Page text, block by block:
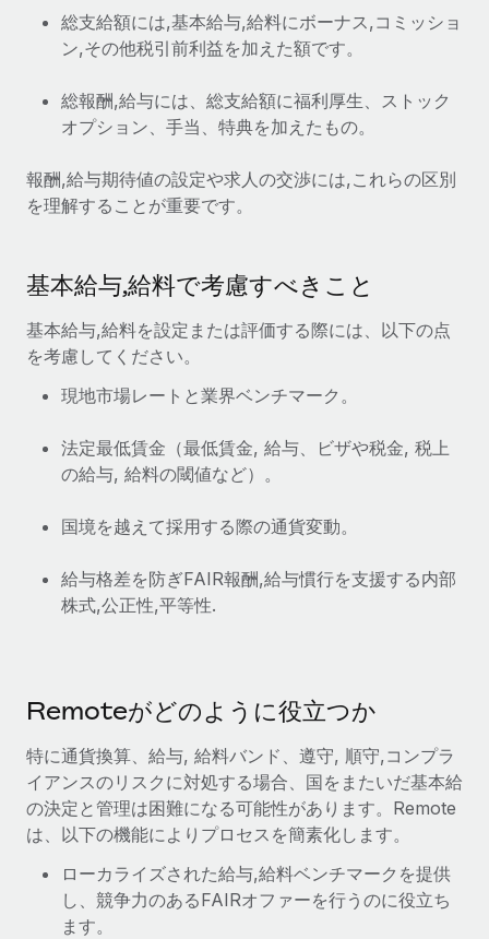
総支給額には,基本給与,給料にボーナス,コミッショ
ン,その他税引前利益を加えた額です。
総報酬,給与には、総支給額に福利厚生、ストック
オプション、手当、特典を加えたもの。
報酬,給与期待値の設定や求人の交渉には,これらの区別
を理解することが重要です。
基本給与,給料で考慮すべきこと
基本給与,給料を設定または評価する際には、以下の点
を考慮してください。
現地市場レートと業界ベンチマーク。
法定最低賃金（最低賃金, 給与、ビザや税金, 税上
の給与, 給料の閾値など）。
国境を越えて採用する際の通貨変動。
給与格差を防ぎFAIR報酬,給与慣行を支援する内部
株式,公正性,平等性.
Remoteがどのように役立つか
特に通貨換算、給与, 給料バンド、遵守, 順守,コンプラ
イアンスのリスクに対処する場合、国をまたいだ基本給
の決定と管理は困難になる可能性があります。Remote
は、以下の機能によりプロセスを簡素化します。
ローカライズされた給与,給料ベンチマークを提供
し、競争力のあるFAIRオファーを行うのに役立ち
ます。